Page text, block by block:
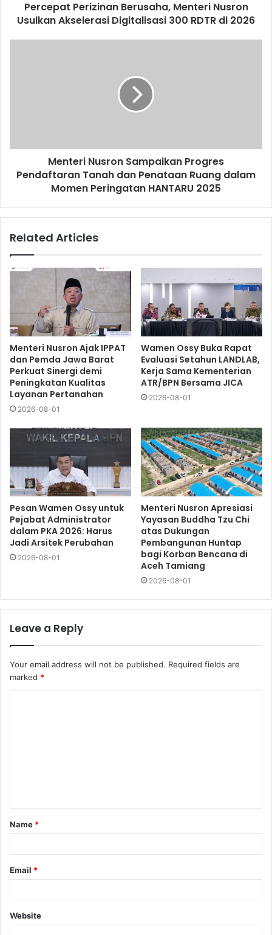
Percepat Perizinan Berusaha, Menteri Nusron
Usulkan Akselerasi Digitalisasi 300 RDTR di 2026
Menteri Nusron Sampaikan Progres
Pendaftaran Tanah dan Penataan Ruang dalam
Momen Peringatan HANTARU 2025
Related Articles
Menteri Nusron Ajak IPPAT
dan Pemda Jawa Barat
Perkuat Sinergi demi
Peningkatan Kualitas
Layanan Pertanahan
2026-08-01
Wamen Ossy Buka Rapat
Evaluasi Setahun LANDLAB,
Kerja Sama Kementerian
ATR/BPN Bersama JICA
2026-08-01
Pesan Wamen Ossy untuk
Pejabat Administrator
dalam PKA 2026: Harus
Jadi Arsitek Perubahan
2026-08-01
Menteri Nusron Apresiasi
Yayasan Buddha Tzu Chi
atas Dukungan
Pembangunan Huntap
bagi Korban Bencana di
Aceh Tamiang
2026-08-01
Leave a Reply
Your email address will not be published. Required fields are
marked *
Name *
Email *
Website